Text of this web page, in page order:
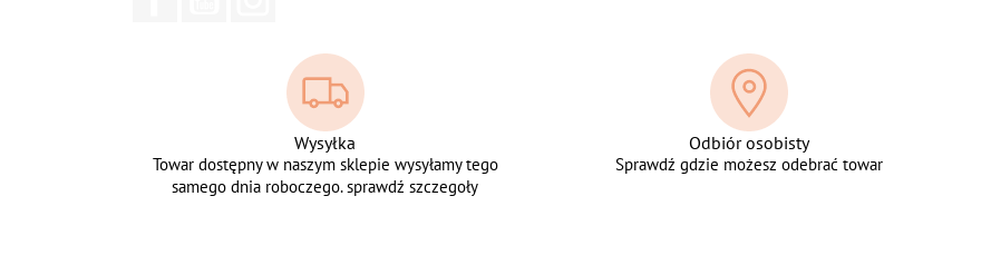
Wysyłka
Towar dostępny w naszym sklepie wysyłamy tego
samego dnia roboczego. sprawdź szczegoły
Odbiór osobisty
Sprawdź gdzie możesz odebrać towar